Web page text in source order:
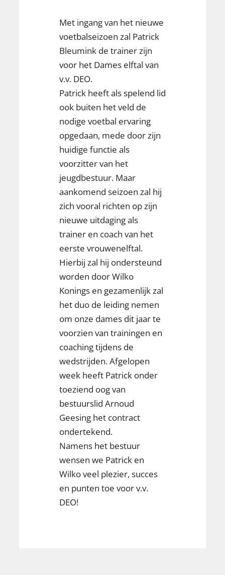
Met ingang van het nieuwe
voetbalseizoen zal Patrick
Bleumink de trainer zijn
voor het Dames elftal van
v.v. DEO.
Patrick heeft als spelend lid
ook buiten het veld de
nodige voetbal ervaring
opgedaan, mede door zijn
huidige functie als
voorzitter van het
jeugdbestuur. Maar
aankomend seizoen zal hij
zich vooral richten op zijn
nieuwe uitdaging als
trainer en coach van het
eerste vrouwenelftal.
Hierbij zal hij ondersteund
worden door Wilko
Konings en gezamenlijk zal
het duo de leiding nemen
om onze dames dit jaar te
voorzien van trainingen en
coaching tijdens de
wedstrijden. Afgelopen
week heeft Patrick onder
toeziend oog van
bestuurslid Arnoud
Geesing het contract
ondertekend.
Namens het bestuur
wensen we Patrick en
Wilko veel plezier, succes
en punten toe voor v.v.
DEO!